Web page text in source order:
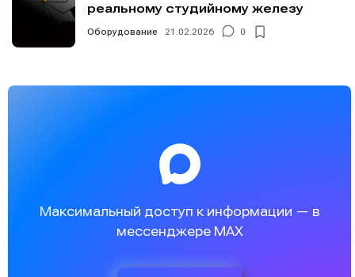
реальному студийному железу
Оборудование 21.02.2026 0
Максимальный доступ к информации — в
мессенджере MAX